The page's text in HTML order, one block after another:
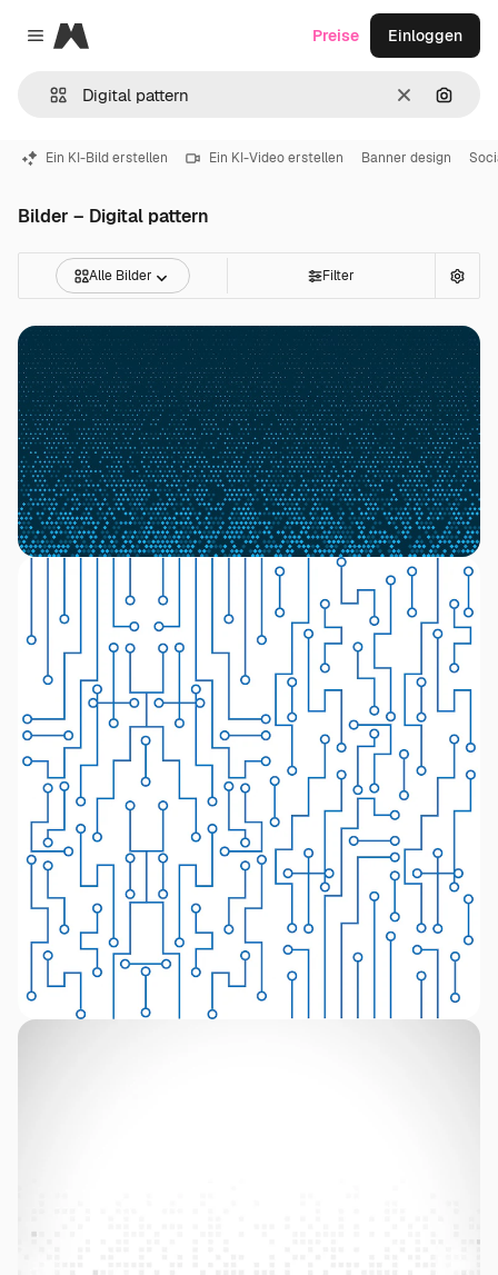
Close menu
Magnific
LöschenNach
Preise Einloggen
Ein KI-Bild erstellen Ein KI-Video erstellen Banner design
Bilder – Digital pattern
Alle Bilder Filter